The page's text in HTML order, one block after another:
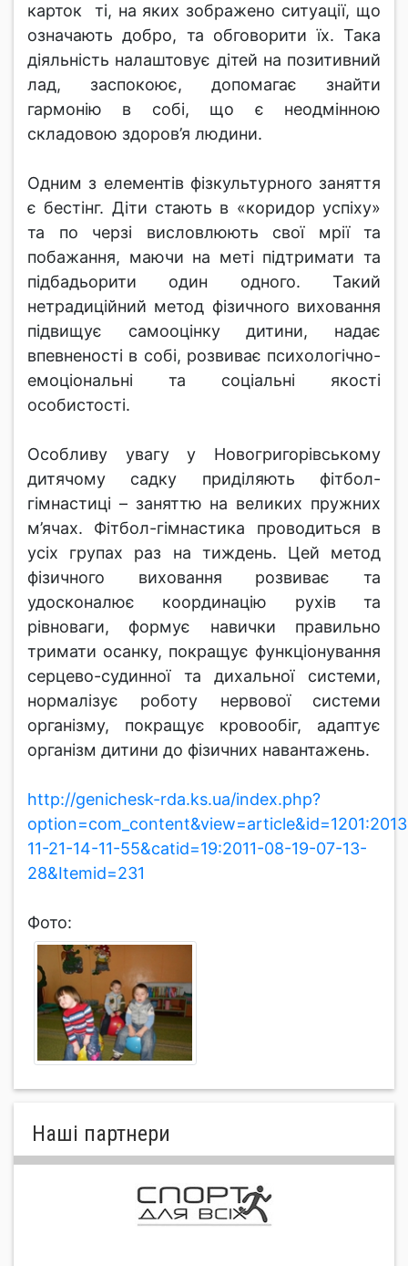
карток ті, на яких зображено ситуації, що
означають добро, та обговорити їх. Така
діяльність налаштовує дітей на позитивний
лад, заспокоює, допомагає знайти
гармонію в собі, що є неодмінною
складовою здоров’я людини.
Одним з елементів фізкультурного заняття
є бестінг. Діти стають в «коридор успіху»
та по черзі висловлюють свої мрії та
побажання, маючи на меті підтримати та
підбадьорити один одного. Такий
нетрадиційний метод фізичного виховання
підвищує самооцінку дитини, надає
впевненості в собі, розвиває психологічно-
емоціональні та соціальні якості
особистості.
Особливу увагу у Новогригорівському
дитячому садку приділяють фітбол-
гімнастиці – заняттю на великих пружних
м’ячах. Фітбол-гімнастика проводиться в
усіх групах раз на тиждень. Цей метод
фізичного виховання розвиває та
удосконалює координацію рухів та
рівноваги, формує навички правильно
тримати осанку, покращує функціонування
серцево-судинної та дихальної системи,
нормалізує роботу нервової системи
організму, покращує кровообіг, адаптує
організм дитини до фізичних навантажень.
http://genichesk-rda.ks.ua/index.php?
11-21-14-11-55&catid=19:2011-08-19-07-13-
28&Itemid=231
Фото:
Нашi партнери